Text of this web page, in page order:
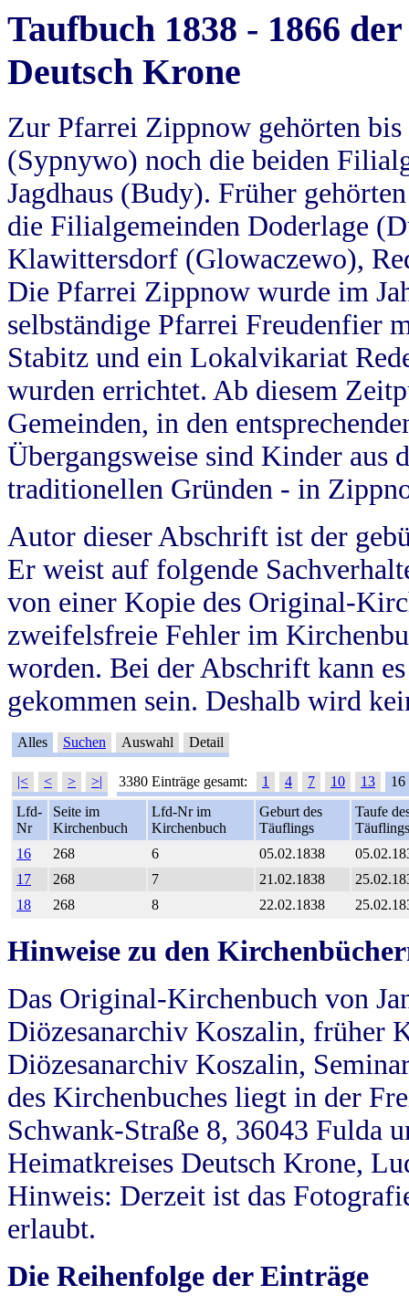
Taufbuch 1838 - 1866
Deutsch Krone
Zur Pfarrei Zippnow gehörten
(Sypnywo) noch die beiden
Jagdhaus (Budy). Früher
die Filialgemeinden Doderlage
Klawittersdorf (Glowaczewo),
Die Pfarrei Zippnow wurde im
selbständige Pfarrei Freudenfier
Stabitz und ein Lokalvikariat
wurden errichtet. Ab diesem
Gemeinden, in den
Übergangsweise sind Kinder aus
traditionellen Gründen - in
Autor dieser Abschrift ist der
Er weist auf folgende
von einer Kopie des Original-
zweifelsfreie Fehler im
worden. Bei der Abschrift kann
gekommen sein. Deshalb wird
Alles Suchen Auswahl Detail
|< < > >| 3380 Einträge gesamt: 1 4 7 10 13
16
Lfd-
Nr
Seite im
Kirchenbuch
Lfd-Nr im
Kirchenbuch
Geburt des
Täuflings
Taufe
Täuflings
16
268 6 05.02.1838
17
268 7 21.02.1838
18
268 8 22.02.1838
Hinweise zu den
Das Original-Kirchenbuch von
Diözesanarchiv Koszalin, früher
Diözesanarchiv Koszalin,
des Kirchenbuches liegt in der
Schwank-Straße 8, 36043 Fulda
Heimatkreises Deutsch Krone,
Hinweis: Derzeit ist das
erlaubt.
Die Reihenfolge der Einträge